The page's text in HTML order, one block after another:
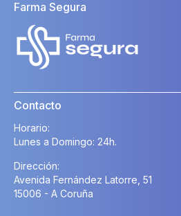
Farma Segura
Contacto
Horario:
Lunes a Domingo: 24h.
Dirección:
Avenida Fernández Latorre, 51
15006 - A Coruña